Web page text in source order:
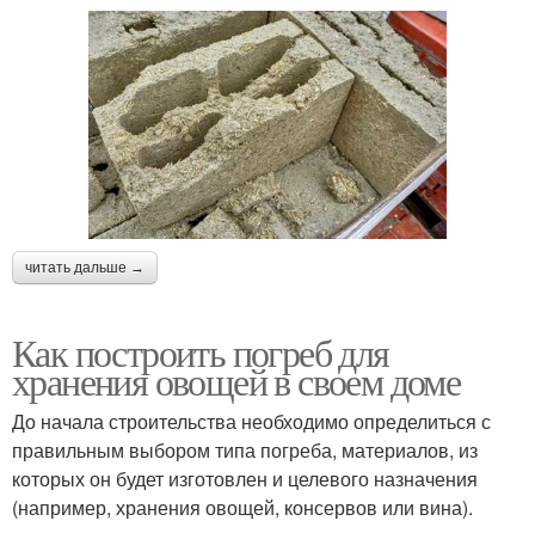
читать дальше →
Как построить погреб для
хранения овощей в своем доме
До начала строительства необходимо определиться с
правильным выбором типа погреба, материалов, из
которых он будет изготовлен и целевого назначения
(например, хранения овощей, консервов или вина).